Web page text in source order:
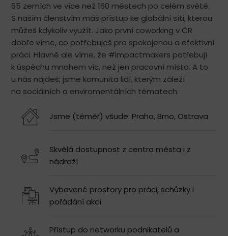
65 zemích ve více než 160 městech po celém světě.
S naším členstvím máš přístup ke globální síti, kterou
můžeš kdykoliv využít. Jako první coworking v ČR
dobře víme, co potřebuješ pro spokojenou a efektivní
práci. Hlavně ale víme, že #impactmakers potřebují
k úspěchu mnohem víc, než jen pracovní místo. A to
u nás najdeš; jsme komunita lidí, kterým záleží
na sociálních a enviromentálních tématech.
Jsme (téměř) všude: Praha, Brno, Ostrava
Skvělá dostupnost z centra města i z
nádraží
Vybavené prostory pro práci, schůzky i
pořádání akcí
Přístup do networku podnikatelů a